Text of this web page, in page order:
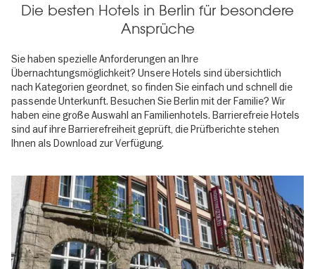
Die besten Hotels in Berlin für besondere
Ansprüche
Sie haben spezielle Anforderungen an Ihre
Übernachtungsmöglichkeit? Unsere Hotels sind übersichtlich
nach Kategorien geordnet, so finden Sie einfach und schnell die
passende Unterkunft. Besuchen Sie Berlin mit der Familie? Wir
haben eine große Auswahl an Familienhotels. Barrierefreie Hotels
sind auf ihre Barrierefreiheit geprüft, die Prüfberichte stehen
Ihnen als Download zur Verfügung.